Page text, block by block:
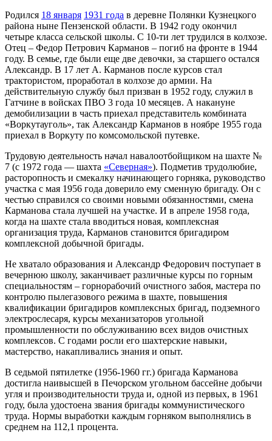
Родился 18 января 1931 года в деревне Полянки Кузнецкого
района ныне Пензенской области. В 1942 году окончил
четыре класса сельской школы. С 10-ти лет трудился в колхозе.
Отец – Федор Петрович Карманов – погиб на фронте в 1944
году. В семье, где были еще две девочки, за старшего остался
Александр. В 17 лет А. Карманов после курсов стал
трактористом, проработал в колхозе до армии. На
действительную службу был призван в 1952 году, служил в
Гатчине в войсках ПВО 3 года 10 месяцев. А накануне
демобилизации в часть приехал представитель комбината
«Bopкутауголь», так Александр Карманов в ноябре 1955 года
приехал в Воркуту по комсомольской путевке.
Трудовую деятельность начал навалоотбойщиком на шахте №
7 (с 1972 года — шахта «Северная»). Подметив трудолюбие,
расторопность и смекалку начинающего горняка, руководство
участка с мая 1956 года доверило ему сменную бригаду. Он с
честью справился со своими новыми обязанностями, смена
Карманова стала лучшей на участке. И в апреле 1958 года,
когда на шахте стала вводиться новая, комплексная
организация труда, Карманов становится бригадиром
комплексной добычной бригады.
Не хватало образования и Александр Федорович поступает в
вечернюю школу, заканчивает различные курсы по горным
специальностям – горнорабочий очистного забоя, мастера по
контролю пылегазового режима в шахте, повышения
квалификации бригадиров комплексных бригад, подземного
электрослесаря, курсы механизаторов угольной
промышленности по обслуживанию всех видов очистных
комплексов. С годами росли его шахтерские навыки,
мастерство, накапливались знания и опыт.
В седьмой пятилетке (1956-1960 гг.) бригада Карманова
достигла наивысшей в Печорском угольном бассейне добычи
угля и производительности труда и, одной из первых, в 1961
году, была удостоена звания бригады коммунистического
труда. Нормы выработки каждым горняком выполнялись в
среднем на 112,1 процента.